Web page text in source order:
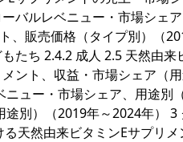
バルレベニュー・市場シェ
、販売価格（タイプ別）（
たち 2.4.2 成人 2.5 天然由
ント、収益・市場シェア（
ュー・市場シェア、用途別
別）（2019年～2024年）
天然由来ビタミンEサプリ